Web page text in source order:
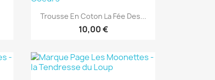
Aperçu rapide
Trousse En Coton La Fée Des...
10,00 €